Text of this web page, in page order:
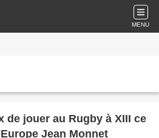
MENU
de jouer au Rugby à XIII ce
Jean Monnet